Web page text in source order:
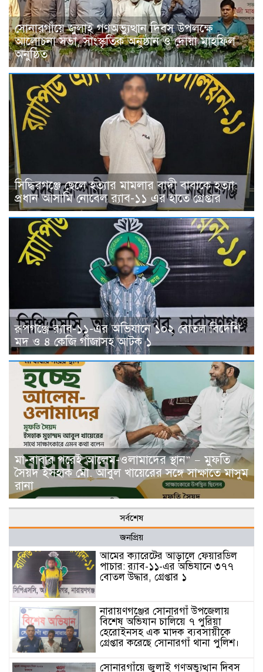
সোনারগাঁয়ে জুলাই গণঅভ্যুত্থান দিবস উপলক্ষে
আলোচনা সভা, সাংস্কৃতিক অনুষ্ঠান ও দোয়া মাহফিল
অনুষ্ঠিত
সিদ্ধিরগঞ্জে ছেলে হত্যার মামলার বাদী বাবাকে হত্যা:
প্রধান আসামি নোবেল র‍্যাব-১১ এর হাতে গ্রেপ্তার
রূপগঞ্জে র‍্যাব-১১-এর অভিযানে ১০২ বোতল বিদেশি
মদ ও ৪ কেজি গাঁজাসহ আটক ১
মা-বাবার পরেই আলেম-ওলামাদের স্থান” — মুফতি
সৈয়দ ইসহাক মো. আবুল খায়েরের সঙ্গে সাক্ষাতে মাসুম
রানা
সর্বশেষ
জনপ্রিয়
আমের ক্যারেটের আড়ালে ফেয়ারডিল
পাচার: র‍্যাব-১১-এর অভিযানে ৩৭৭
বোতল উদ্ধার, গ্রেপ্তার ১
নারায়ণগঞ্জের সোনারগাঁ উপজেলায়
বিশেষ অভিযান চালিয়ে ৭ পুরিয়া
হেরোইনসহ এক মাদক ব্যবসায়ীকে
গ্রেপ্তার করেছে সোনারগাঁ থানা পুলিশ।
সোনারগাঁয়ে জুলাই গণঅভ্যুত্থান দিবস